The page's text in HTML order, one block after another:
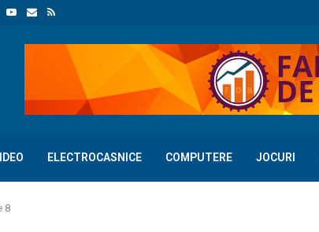
ELECTROCASNICE COMPUTERE JOCURI
8